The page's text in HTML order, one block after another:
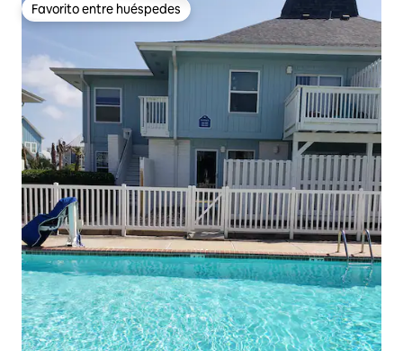
Favorito entre huéspedes
Favorito entre huéspedes